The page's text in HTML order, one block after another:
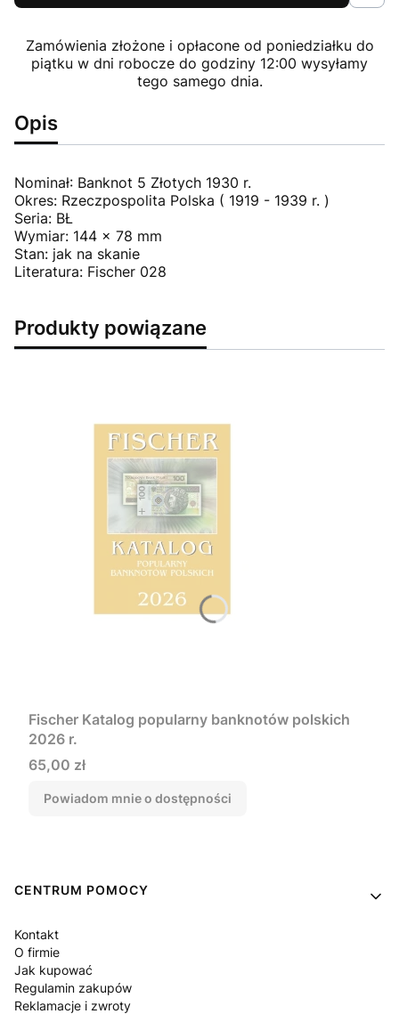
Zamówienia złożone i opłacone od poniedziałku do
piątku w dni robocze do godziny 12:00 wysyłamy
tego samego dnia.
Opis
Nominał: Banknot 5 Złotych 1930 r.
Okres: Rzeczpospolita Polska ( 1919 - 1939 r. )
Seria: BŁ
Wymiar: 144 x 78 mm
Stan: jak na skanie
Literatura: Fischer 028
Produkty powiązane
Fischer Katalog popularny banknotów polskich
2026 r.
Cena
65,00 zł
Powiadom mnie o dostępności
Linki w stopce
CENTRUM POMOCY
Kontakt
O firmie
Jak kupować
Regulamin zakupów
Reklamacje i zwroty